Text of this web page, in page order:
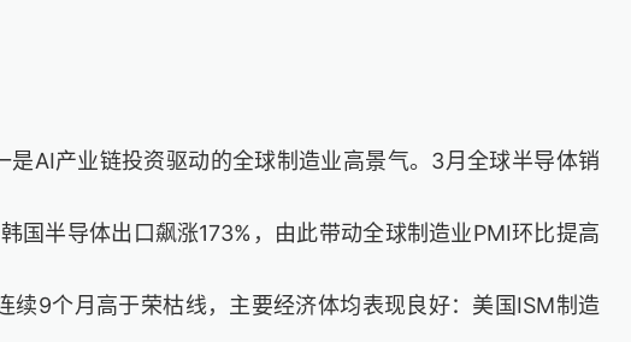
是AI产业链投资驱动的全球制造业高景气。3月全球半导体销
国半导体出口飙涨173%，由此带动全球制造业PMI环比提高
续9个月高于荣枯线，主要经济体均表现良好：美国ISM制造